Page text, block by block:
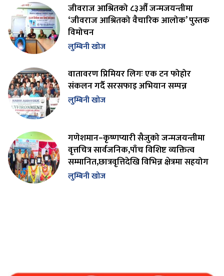
जीवराज आश्रितको ८३औँ जन्मजयन्तीमा
‘जीवराज आश्रितको वैचारिक आलोक’ पुस्तक
विमोचन
लुम्बिनी खोज
वातावरण प्रिमियर लिगः एक टन फोहोर
संकलन गर्दै सरसफाइ अभियान सम्पन्न
लुम्बिनी खोज
गणेशमान–कृष्णप्यारी सैजुको जन्मजयन्तीमा
वृत्तचित्र सार्वजनिक,पाँच विशिष्ट व्यक्तित्व
सम्मानित,छात्रवृत्तिदेखि विभिन्न क्षेत्रमा सहयोग
लुम्बिनी खोज